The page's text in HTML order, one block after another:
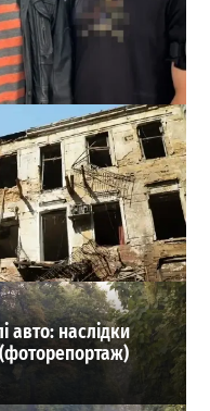
наводив удари по
авто: наслідки